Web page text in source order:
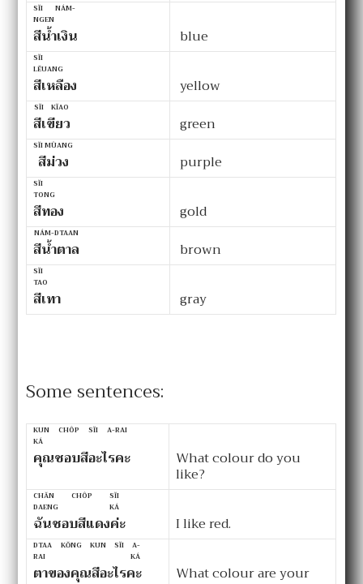
สีน้ำเงิน
SĬI NÁM-
NGEN
blue
สีเหลือง
SĬI
LĔUANG
yellow
สีเขียว
SĬI KĬAO
green
สีม่วง
SĬI MÛANG
purple
สีทอง
SĬI
TONG
gold
สีน้ำตาล
NÁM-DTAAN
brown
สีเทา
SĬI
TAO
gray
Some sentences:
คุณชอบสีอะไรคะ
KUN CHÔP SĬI A-RAI
KÁ
What colour do you
like?
ฉันชอบสีแดงค่ะ
CHĂN CHÔP SĬI
DAENG KÁ
I like red.
ตาของคุณสีอะไรคะ
DTAA KŎNG KUN SĬI A-
RAI KÁ
What colour are your